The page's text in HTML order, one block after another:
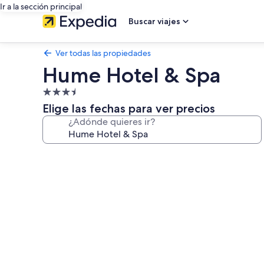
Ir a la sección principal
Buscar viajes
Ver todas las propiedades
Hume Hotel & Spa
Propiedad
de
3.5
estrellas
Elige las fechas para ver precios
¿Adónde quieres ir?